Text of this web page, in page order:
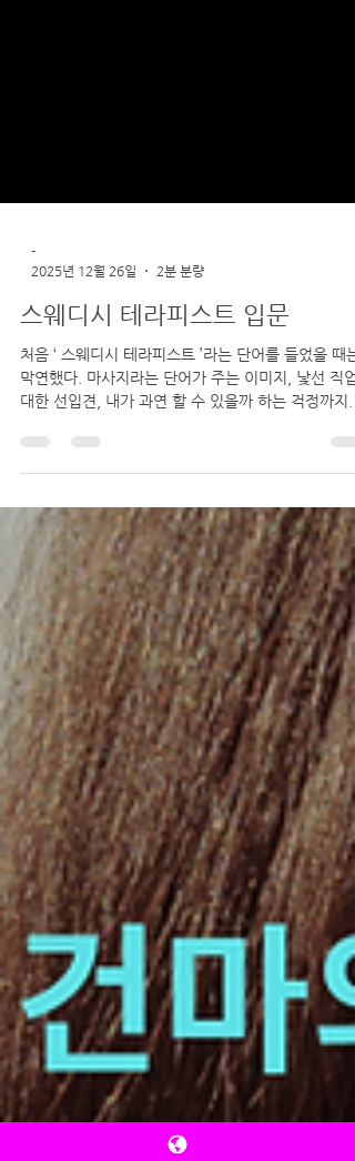
2025년 12월 26일
2분 분량
스웨디시 테라피스트 입문
처음 ‘ 스웨디시 테라피스트 ’라는 단어를 들었을 때는
지만 조금씩 알아갈수록 이 일은 생각보다 조용하고,
세하며, 무엇보다 사람을 다루는 일이라는 걸 알게 됐
다. 스웨디시 테라피스트 입문은 단순히 새로운 일을 시
작하는 것이 아니라, ‘내 손으로 누군가의 하루를 편안
하게 만들어주는 경험’을 배우는 과정에 가깝다. 스웨
시 테라피스트, 어떤 일을 하는 사람일까 스웨디시 스
디시는 강한 압보다는 부드러운 리듬과 호흡에 집중하
는 관리다. 오일을 사용해 근육의 긴장을 풀고, 몸과
음이 동시에 이완되도록 돕는다. 그래 서 스웨디시 테
피스트에게 가장 중요한 건 힘이 아니라 균형과 감각
다. 입문 전에는 “체력이 많이 필요하지 않을까”, “전문
지식이 있어야 하지 않을까” 걱정하지만 실제로는 기
적인 교육과 반복적인 연습을 통해 충분히 익힐